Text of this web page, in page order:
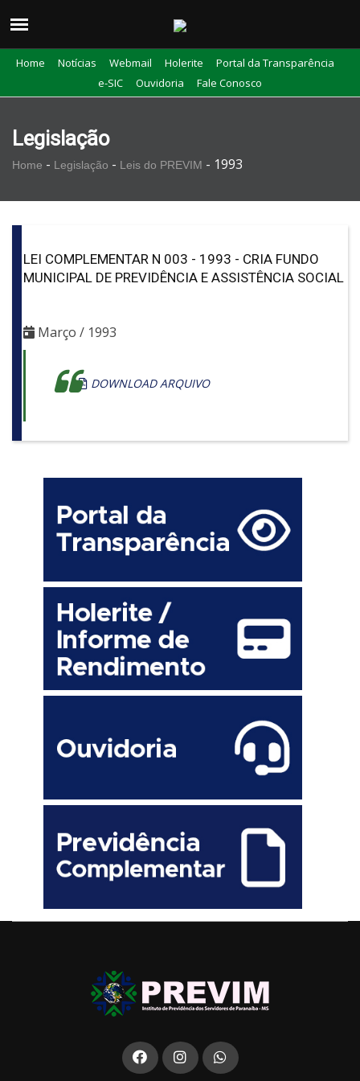
Home Notícias Webmail Holerite
Portal da Transparência
e-SIC
Ouvidoria Fale Conosco
Legislação
Home - Legislação - Leis do PREVIM - 1993
LEI COMPLEMENTAR N 003 - 1993 - CRIA FUNDO
MUNICIPAL DE PREVIDÊNCIA E ASSISTÊNCIA SOCIAL
Março / 1993
DOWNLOAD ARQUIVO